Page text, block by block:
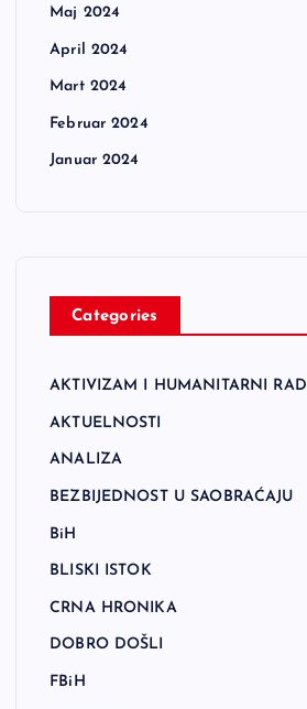
Maj 2024
April 2024
Mart 2024
Februar 2024
Januar 2024
Categories
AKTIVIZAM I HUMANITARNI RAD
AKTUELNOSTI
ANALIZA
BEZBIJEDNOST U SAOBRAĆAJU
BiH
BLISKI ISTOK
CRNA HRONIKA
DOBRO DOŠLI
FBiH